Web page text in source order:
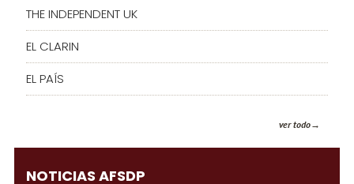
THE INDEPENDENT UK
EL CLARIN
EL PAÍS
ver todo
NOTICIAS AFSDP